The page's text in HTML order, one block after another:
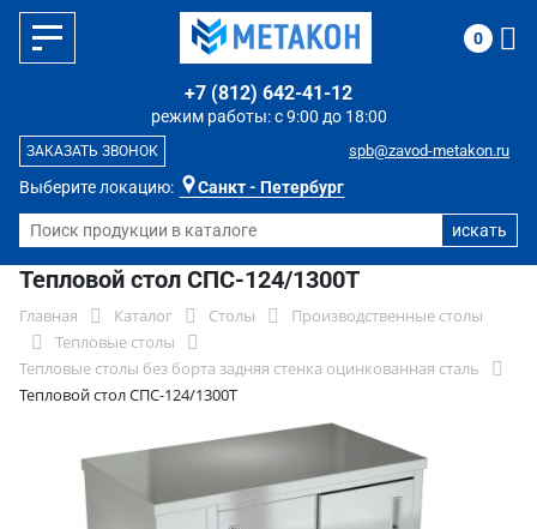
Выберите локацию: Санкт - Петербург
режим работы: с 9:00 до 18:00
+7 (812) 642-41-12
spb@zavod-metakon.ru
ЗАКАЗАТЬ ЗВОНОК
0
Тепловой стол СПС-124/1300Т
Главная Каталог Столы
Производственные столы
Тепловые столы
Тепловые столы без борта задняя стенка оцинкованная сталь
Тепловой стол СПС-124/1300Т